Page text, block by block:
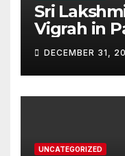
Sri
Vigrah in
Swarna
Heritage
DECEMBER 31,
UNCATEGORIZED